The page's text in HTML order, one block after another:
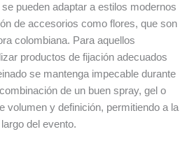
pueden adaptar a estilos modernos
de accesorios como flores, que son
colombiana. Para aquellos
productos de fijación adecuados
se mantenga impecable durante
de un buen spray, gel o
volumen y definición, permitiendo a la
del evento.